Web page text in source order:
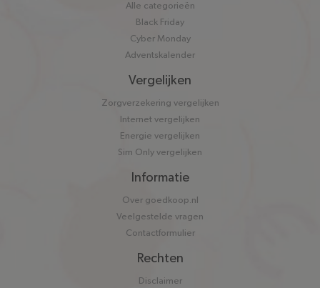
Alle categorieën
Black Friday
Cyber Monday
Adventskalender
Vergelijken
Zorgverzekering vergelijken
Internet vergelijken
Energie vergelijken
Sim Only vergelijken
Informatie
Over goedkoop.nl
Veelgestelde vragen
Contactformulier
Rechten
Disclaimer